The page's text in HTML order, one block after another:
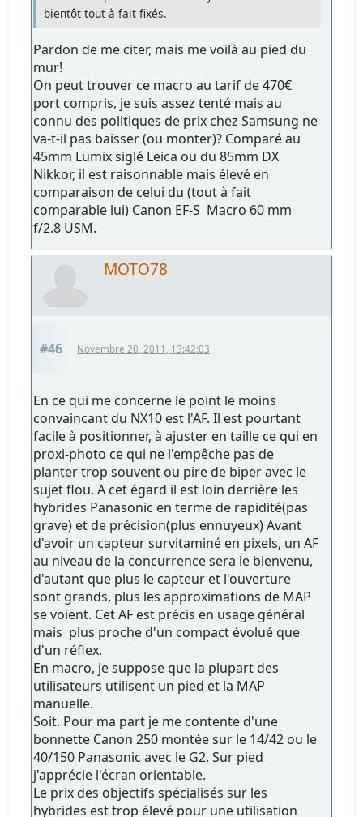
bientôt tout à fait fixés.
Pardon de me citer, mais me voilà au pied du
mur!
On peut trouver ce macro au tarif de 470€
port compris, je suis assez tenté mais au
connu des politiques de prix chez Samsung ne
va-t-il pas baisser (ou monter)? Comparé au
45mm Lumix siglé Leica ou du 85mm DX
Nikkor, il est raisonnable mais élevé en
comparaison de celui du (tout à fait
comparable lui) Canon EF-S Macro 60 mm
f/2.8 USM.
MOTO78
#46 Novembre 20, 2011, 13:42:03
En ce qui me concerne le point le moins
convaincant du NX10 est l'AF. Il est pourtant
facile à positionner, à ajuster en taille ce qui en
proxi-photo ce qui ne l'empêche pas de
planter trop souvent ou pire de biper avec le
sujet flou. A cet égard il est loin derrière les
hybrides Panasonic en terme de rapidité(pas
grave) et de précision(plus ennuyeux) Avant
d'avoir un capteur survitaminé en pixels, un AF
au niveau de la concurrence sera le bienvenu,
d'autant que plus le capteur et l'ouverture
sont grands, plus les approximations de MAP
se voient. Cet AF est précis en usage général
mais plus proche d'un compact évolué que
d'un réflex.
En macro, je suppose que la plupart des
utilisateurs utilisent un pied et la MAP
manuelle.
Soit. Pour ma part je me contente d'une
bonnette Canon 250 montée sur le 14/42 ou le
40/150 Panasonic avec le G2. Sur pied
j'apprécie l'écran orientable.
Le prix des objectifs spécialisés sur les
hybrides est trop élevé pour une utilisation